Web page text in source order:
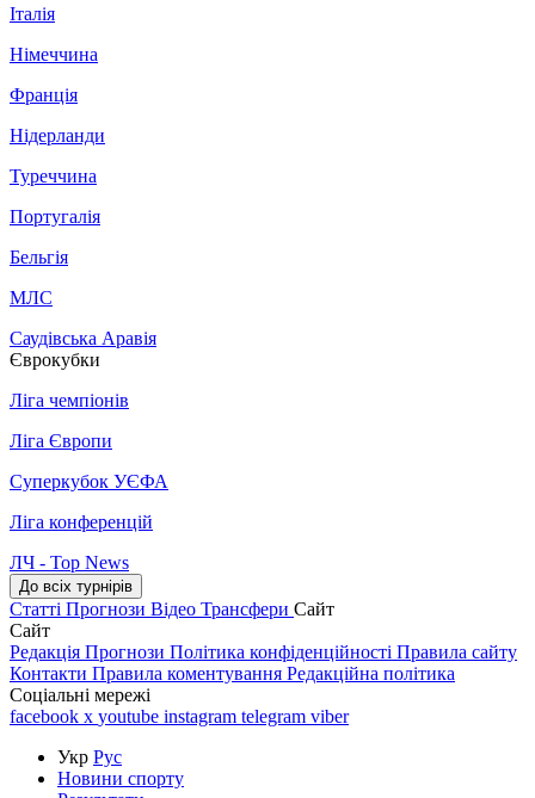
Італія
Німеччина
Франція
Нідерланди
Туреччина
Португалія
Бельгія
МЛС
Саудівська Аравія
Єврокубки
Ліга чемпіонів
Ліга Європи
Суперкубок УЄФА
Ліга конференцій
ЛЧ - Top News
До всіх турнірів
Статті Прогнози Відео Трансфери Сайт
Сайт
Редакція Прогнози Політика конфіденційності Правила сайту
Контакти Правила коментування Редакційна політика
Соціальні мережі
facebook x youtube instagram telegram viber
Укр Рус
Новини спорту